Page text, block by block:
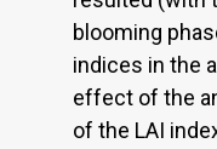
blooming
indices in the
effect of the
of the LAI